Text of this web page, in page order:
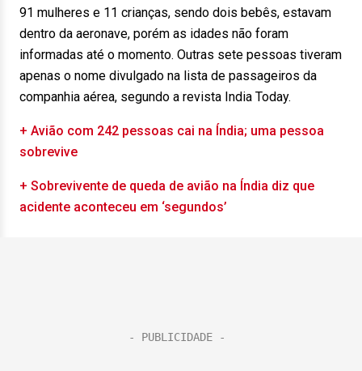
91 mulheres e 11 crianças, sendo dois bebês, estavam
dentro da aeronave, porém as idades não foram
informadas até o momento. Outras sete pessoas tiveram
apenas o nome divulgado na lista de passageiros da
companhia aérea, segundo a revista India Today.
+ Avião com 242 pessoas cai na Índia; uma pessoa
sobrevive
+ Sobrevivente de queda de avião na Índia diz que
acidente aconteceu em ‘segundos’